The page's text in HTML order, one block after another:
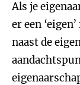
Als je
er een
naast de